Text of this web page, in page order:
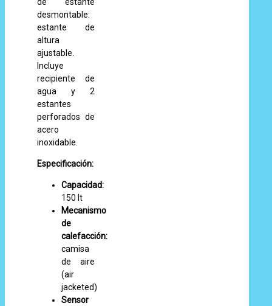
desmontable:
estante de
altura
ajustable.
Incluye
recipiente de
agua y 2
estantes
perforados de
acero
inoxidable.
Especificación:
Capacidad:
150 lt
Mecanismo
de
calefacción:
camisa
de aire
(air
jacketed)
Sensor